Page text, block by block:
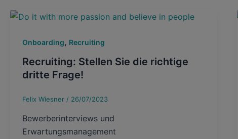
Onboarding, Recruiting
Recruiting: Stellen Sie die richtige
dritte Frage!
Felix Wiesner / 26/07/2023
Bewerberinterviews und
Erwartungsmanagement